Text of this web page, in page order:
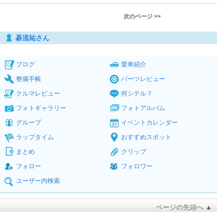
次のページ >>
碁流祐さん
ブログ
愛車紹介
整備手帳
パーツレビュー
クルマレビュー
何シテル？
フォトギャラリー
フォトアルバム
グループ
イベントカレンダー
ラップタイム
おすすめスポット
まとめ
クリップ
フォロー
フォロワー
ユーザー内検索
ページの先頭へ ▲